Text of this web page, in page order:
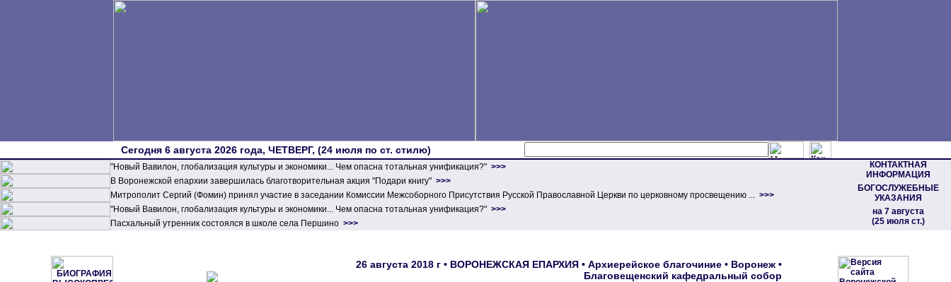
Сегодня 6 августа 2026 года, ЧЕТВЕРГ, (24 июля по ст. стилю)
"Новый Вавилон, глобализация культуры и экономики... Чем опасна тотальная унификация?" >>>
КОНТАКТНАЯ
ИНФОРМАЦИЯ
БОГОСЛУЖЕБНЫЕ
УКАЗАНИЯ
на 7 августа
(25 июля ст.)
В Воронежской епархии завершилась благотворительная акция "Подари книгу" >>>
Митрополит Сергий (Фомин) принял участие в заседании Комиссии Межсоборного Присутствия Русской Православной Церкви по церковному просвещению ... >>>
"Новый Вавилон, глобализация культуры и экономики... Чем опасна тотальная унификация?" >>>
Пасхальный утренник состоялся в школе села Першино >>>
26 августа 2018 г • ВОРОНЕЖСКАЯ ЕПАРХИЯ • Архиерейское благочиние • Воронеж •
Благовещенский кафедральный собор